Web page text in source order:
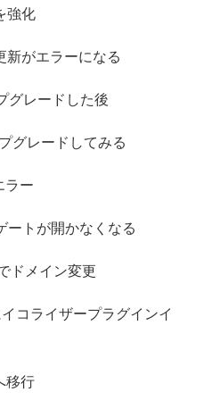
強化
新がエラーになる
グレードした後
グレードしてみる
ラー
ートが開かなくなる
ドメイン変更
コライザープラグインイ
移行